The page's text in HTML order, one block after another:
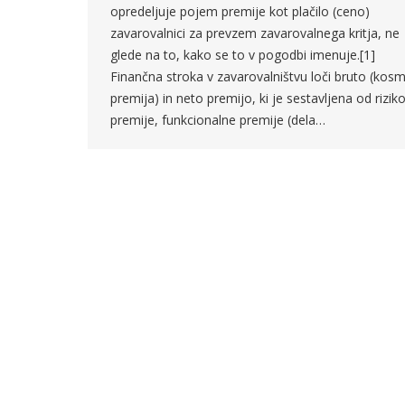
opredeljuje pojem premije kot plačilo (ceno)
zavarovalnici za prevzem zavarovalnega kritja, ne
glede na to, kako se to v pogodbi imenuje.[1]
Finančna stroka v zavarovalništvu loči bruto
premija) in neto premijo, ki je sestavljena od riziko
premije, funkcionalne premije (dela…